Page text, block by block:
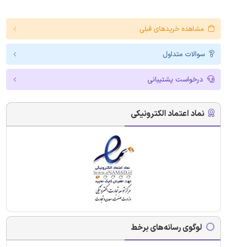
مشاهده خریدهای قبلی
سوالات متداول
درخواست پشتیبانی
نماد اعتماد الکترونیکی
لوگوی رسانه‌های برخط